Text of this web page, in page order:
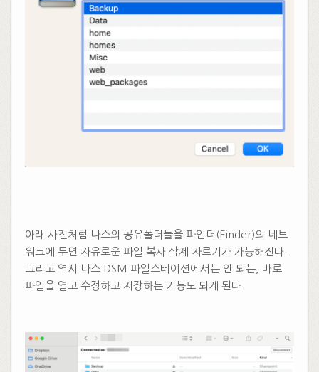
아래 사진처럼 나스의 공유폴더들을 파인더(Finder)의 네트
워크에 두면 자유로운 파일 복사 삭제 자르기가 가능해진다.
그리고 역시 나스 DSM 파일스테이션에서는 안 되는, 바로
파일을 열고 수정하고 저장하는 기능도 되게 된다.